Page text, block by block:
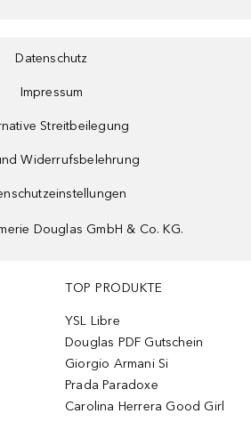
Datenschutz
Impressum
Streitbeilegung
Widerrufsbelehrung
Douglas GmbH & Co. KG.
TOP PRODUKTE
YSL Libre
Douglas PDF Gutschein
Giorgio Armani Si
Prada Paradoxe
Carolina Herrera Good Girl